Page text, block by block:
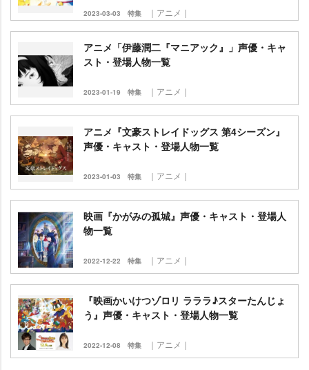
2023-03-03 特集 ｜アニメ｜
アニメ「伊藤潤二『マニアック』」声優・キャ
スト・登場人物一覧
2023-01-19 特集 ｜アニメ｜
アニメ『文豪ストレイドッグス 第4シーズン』
声優・キャスト・登場人物一覧
2023-01-03 特集 ｜アニメ｜
映画『かがみの孤城』声優・キャスト・登場人
物一覧
2022-12-22 特集 ｜アニメ｜
『映画かいけつゾロリ ラララ♪スターたんじょ
う』声優・キャスト・登場人物一覧
2022-12-08 特集 ｜アニメ｜